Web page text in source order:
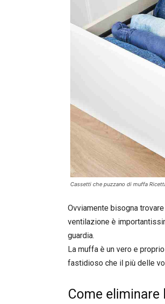
Cassetti che puzzano di muffa
Ovviamente bisogna
ventilazione è
guardia.
La muffa è un vero e
fastidioso che il più delle
Come eliminare